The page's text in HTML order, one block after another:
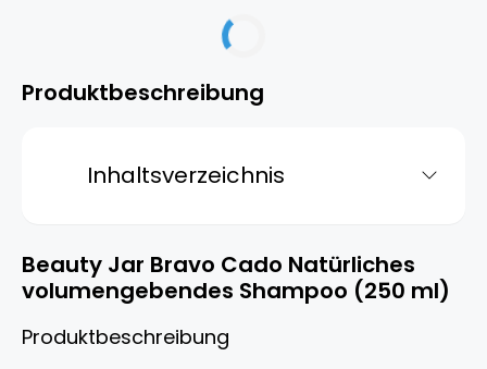
Produktbeschreibung
Inhaltsverzeichnis
Beauty Jar Bravo Cado Natürliches
volumengebendes Shampoo (250 ml)
Produktbeschreibung